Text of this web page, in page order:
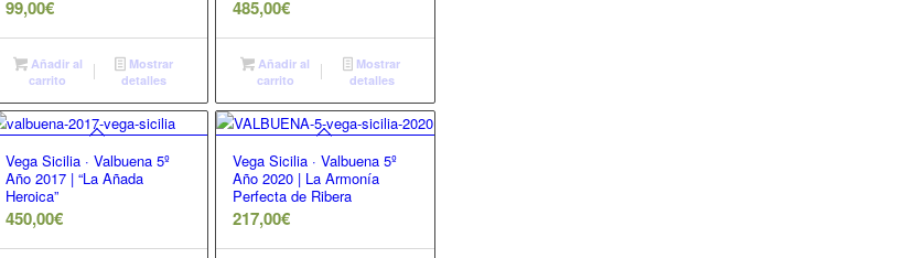
99,00€
Añadir al
carrito
Mostrar
detalles
485,00€
Añadir al
carrito
Mostrar
detalles
Vega Sicilia · Valbuena 5º
Año 2017 | “La Añada
Heroica”
450,00€
Vega Sicilia · Valbuena 5º
Año 2020 | La Armonía
Perfecta de Ribera
217,00€